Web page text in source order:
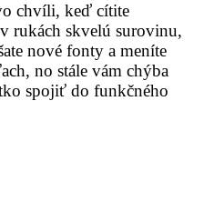
chvíli, keď cítite
rukách skvelú surovinu,
nové fonty a meníte
no stále vám chýba
spojiť do funkčného